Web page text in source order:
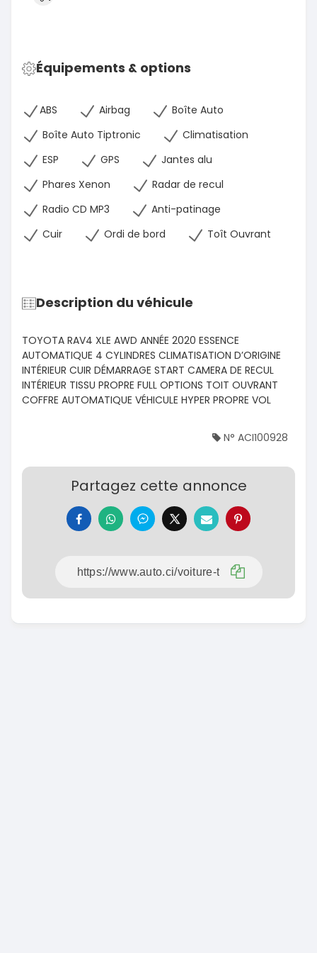
Équipements & options
ABS Airbag
Boîte Auto
Boîte Auto Tiptronic
Climatisation
ESP
GPS
Jantes alu
Phares Xenon
Radar de recul
Radio CD MP3
Anti-patinage
Cuir
Ordi de bord Toît Ouvrant
Description du véhicule
TOYOTA RAV4 XLE AWD ANNÉE 2020 ESSENCE
AUTOMATIQUE 4 CYLINDRES CLIMATISATION D’ORIGINE
INTÉRIEUR CUIR DÉMARRAGE START CAMERA DE RECUL
INTÉRIEUR TISSU PROPRE FULL OPTIONS TOIT OUVRANT
COFFRE AUTOMATIQUE VÉHICULE HYPER PROPRE VOL
N° ACI100928
Partagez cette annonce